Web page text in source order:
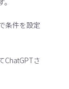
条件を設定
ChatGPTさ